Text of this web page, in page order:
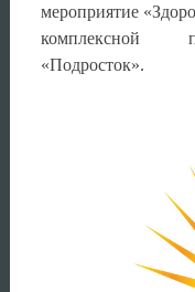
мероприятие
комплексной
«Подросток».